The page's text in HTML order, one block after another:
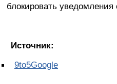
блокировать
Источник:
9to5Google